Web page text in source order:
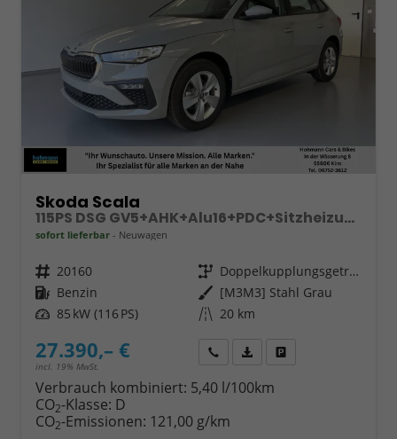
Skoda Scala
115PS DSG GV5+AHK+Alu16+PDC+Sitzheizung+App-Connect
sofort lieferbar Neuwagen
Fahrzeugnr. 20160 Getriebe
Doppelkupplungsgetriebe (DSG)
Kraftstoff Benzin Außenfarbe [M3M3] Stahl Grau
Leistung 85 kW (116 PS) Kilometerstand 20 km
27.390,– €
incl. 19% MwSt.
Wir rufen Sie anFahrzeugexposé (PDF)
Verbrauch kombiniert: 5,40 l/100km
CO2-Klasse: D
CO2-Emissionen: 121,00 g/km